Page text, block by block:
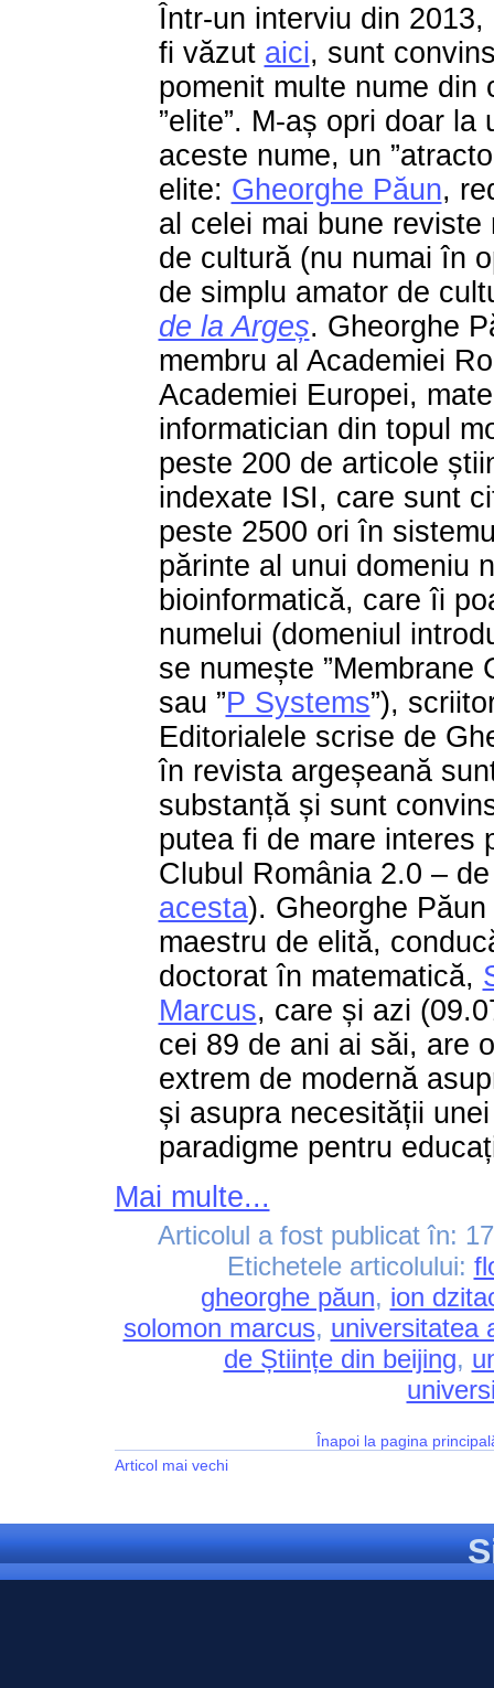
Într-un interviu din 2013,
fi văzut aici, sunt
pomenit multe nume din
”elite”. M-aș opri doar la
aceste nume, un
elite: Gheorghe Păun,
al celei mai bune reviste
de cultură (nu numai în
de simplu amator de
de la Argeș. Gheorghe
membru al Academiei
Academiei Europei,
informatician din topul
peste 200 de articole
indexate ISI, care sunt
peste 2500 ori în
părinte al unui domeniu
bioinformatică, care îi
numelui (domeniul
se numește ”Membrane
sau ”P Systems”),
Editorialele scrise de
în revista argeșeană
substanță și sunt
putea fi de mare interes
Clubul România 2.0 –
acesta). Gheorghe
maestru de elită,
doctorat în matematică,
Marcus, care și azi
cei 89 de ani ai săi, are
extrem de modernă
și asupra necesității
paradigme pentru
Mai multe...
Articolul a fost publicat în:
Etichetele articolului:
gheorghe păun, ion
solomon marcus, universitatea
de Științe din beijing,
Înapoi la pagina
Articol mai vechi